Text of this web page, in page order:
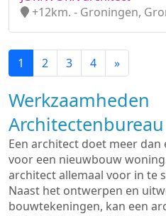
+12km. - Groningen,
1 2 3 4 »
Werkzaamheden
Architectenbureau
Een architect doet meer
voor een nieuwbouw
architect allemaal voor in te
Naast het ontwerpen en
bouwtekeningen, kan een